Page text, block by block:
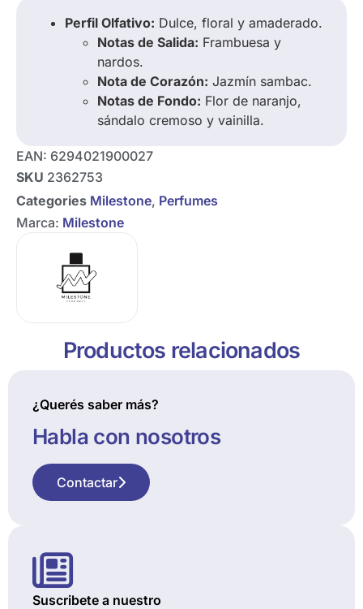
Perfil Olfativo: Dulce, floral y amaderado.
Notas de Salida: Frambuesa y
nardos.
Nota de Corazón: Jazmín sambac.
Notas de Fondo: Flor de naranjo,
sándalo cremoso y vainilla.
EAN: 6294021900027
SKU 2362753
Categories Milestone, Perfumes
Marca: Milestone
Productos relacionados
¿Querés saber más?
Habla con nosotros
Contactar
Suscribete a nuestro